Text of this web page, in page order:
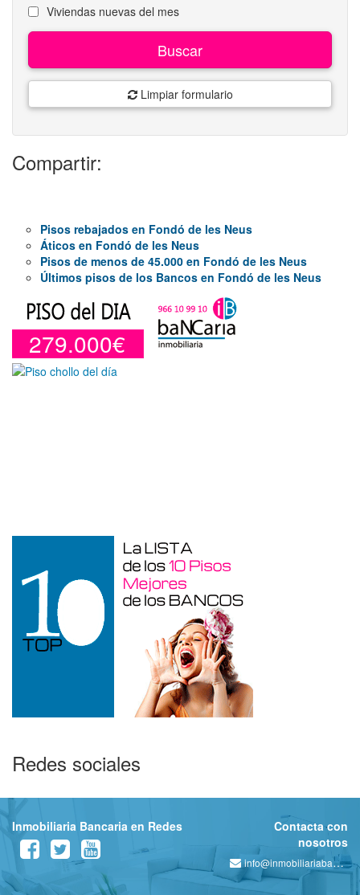
Viviendas nuevas del mes
Buscar
Limpiar formulario
Compartir:
Pisos rebajados en Fondó de les Neus
Áticos en Fondó de les Neus
Pisos de menos de 45.000 en Fondó de les Neus
Últimos pisos de los Bancos en Fondó de les Neus
279.000€
Redes sociales
Inmobiliaria Bancaria en Redes
Contacta con
nosotros
info@inmobiliariabancaria.com